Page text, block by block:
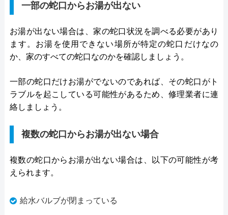
一部の蛇口からお湯が出ない
お湯が出ない場合は、家の蛇口状況を調べる必要があり
ます。お湯を使用できない場所が特定の蛇口だけなの
か、家のすべての蛇口なのかを確認しましょう。
一部の蛇口だけお湯がでないのであれば、その蛇口がト
ラブルを起こしている可能性があるため、修理業者に連
絡しましょう。
複数の蛇口からお湯が出ない場合
複数の蛇口からお湯が出ない場合は、以下の可能性が考
えられます。
給水バルブが閉まっている